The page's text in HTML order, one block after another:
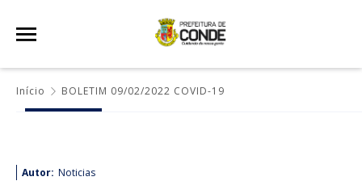
Início BOLETIM 09/02/2022 COVID-19
Autor: Noticias